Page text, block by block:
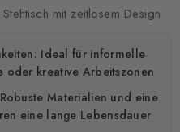
mit zeitlosem Design
Ideal für informelle
oder kreative Arbeitszonen
Materialien und eine
eine lange Lebensdauer